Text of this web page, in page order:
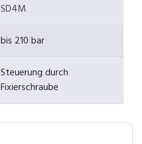
SD4M
bis 210 bar
Steuerung durch
Fixierschraube